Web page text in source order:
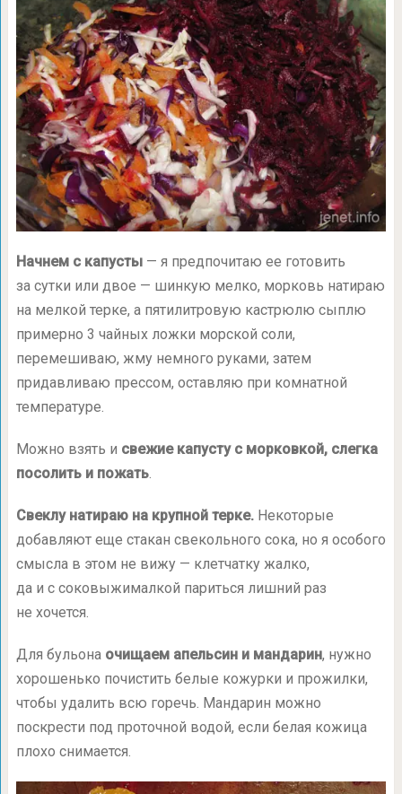
Начнем с капусты— я предпочитаю ее готовить
за сутки или двое — шинкую мелко, морковь натираю
на мелкой терке, а пятилитровую кастрюлю сыплю
примерно 3 чайных ложки морской соли,
перемешиваю, жму немного руками, затем
придавливаю прессом, оставляю при комнатной
температуре.
Можно взять и свежие капусту с морковкой, слегка
посолить и пожать.
Свеклу натираю на крупной терке.Некоторые
добавляют еще стакан свекольного сока, но я особого
смысла в этом не вижу — клетчатку жалко,
да и с соковыжималкой париться лишний раз
не хочется.
Для бульона очищаем апельсин и мандарин, нужно
хорошенько почистить белые кожурки и прожилки,
чтобы удалить всю горечь. Мандарин можно
поскрести под проточной водой, если белая кожица
плохо снимается.